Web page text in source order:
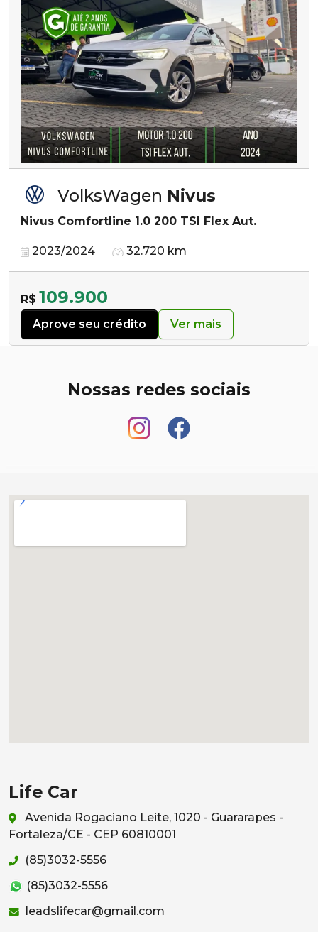
VolksWagen Nivus
Nivus Comfortline 1.0 200 TSI Flex Aut.
2023/2024 32.720 km
R$ 109.900
Aprove seu crédito Ver mais
Nossas redes sociais
Life Car
Avenida Rogaciano Leite, 1020 - Guararapes -
Fortaleza/CE - CEP 60810001
(85)3032-5556
(85)3032-5556
leadslifecar@gmail.com